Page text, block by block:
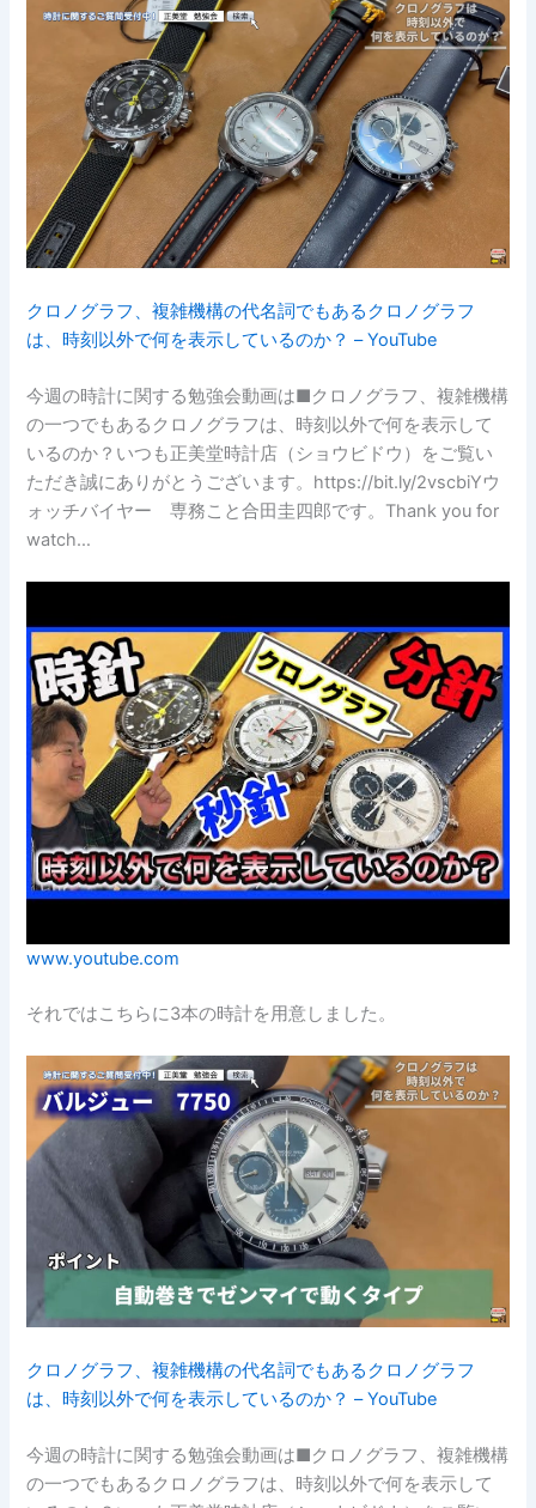
クロノグラフ、複雑機構の代名詞でもあるクロノグラフ
は、時刻以外で何を表示しているのか？ – YouTube
今週の時計に関する勉強会動画は■クロノグラフ、複雑機構
の一つでもあるクロノグラフは、時刻以外で何を表示して
いるのか？いつも正美堂時計店（ショウビドウ）をご覧い
ただき誠にありがとうございます。https://bit.ly/2vscbiYウ
ォッチバイヤー 専務こと合田圭四郎です。Thank you for
watch…
www.youtube.com
それではこちらに3本の時計を用意しました。
クロノグラフ、複雑機構の代名詞でもあるクロノグラフ
は、時刻以外で何を表示しているのか？ – YouTube
今週の時計に関する勉強会動画は■クロノグラフ、複雑機構
の一つでもあるクロノグラフは、時刻以外で何を表示して